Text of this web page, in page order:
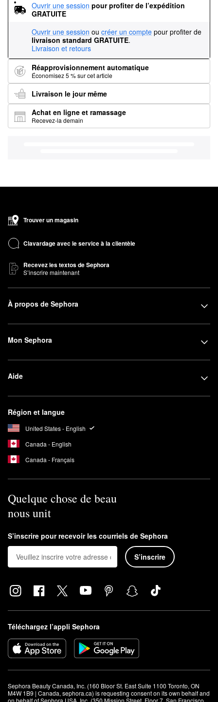
Ouvrir une session pour profiter de l’expédition
GRATUITE
Ouvrir une session ou créer un compte pour profiter de
livraison standard GRATUITE.
Livraison et retours
Réapprovisionnement automatique
Économisez 5 % sur cet article
Livraison le jour même
Achat en ligne et ramassage
Recevez-la demain
Trouver un magasin
Clavardage avec le service à la clientèle
Recevez les textos de Sephora
S’inscrire maintenant
À propos de Sephora
Mon Sephora
Aide
Région et langue
United States - English
Canada - English
Canada - Français
Quelque chose de beau
nous unit
S’inscrire pour recevoir les courriels de Sephora
S’inscrire
Téléchargez l’appli Sephora
Sephora Beauty Canada, Inc. (160 Bloor St. East Suite 1100 Toronto, ON
M4W 1B9 | Canada, sephora.ca) is requesting consent on its own behalf and
on behalf of Sephora USA, Inc. (350 Mission Street, Floor 7, San Francisco,